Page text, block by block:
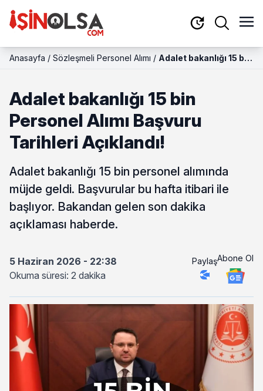
Anasayfa / Sözleşmeli Personel Alımı / Adalet bakanlığı 15 bin
Açıklandı!
Adalet bakanlığı 15 bin
Personel Alımı Başvuru
Tarihleri Açıklandı!
Adalet bakanlığı 15 bin personel alımında
müjde geldi. Başvurular bu hafta itibari ile
başlıyor. Bakandan gelen son dakika
açıklaması haberde.
5 Haziran 2026 - 22:38
Okuma süresi: 2 dakika
PaylaşAbone Ol